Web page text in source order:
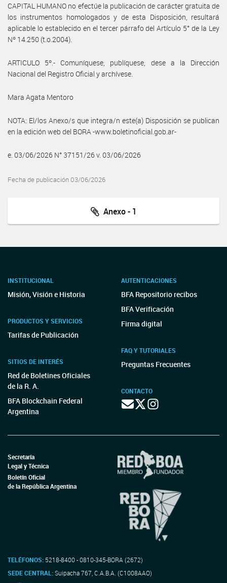
CAPITAL HUMANO no efectúe la publicación de carácter gratuita de
los instrumentos homologados y de esta Disposición, resultará
aplicable lo establecido en el tercer párrafo del Artículo 5° de la Ley
Nº 14.250 (t.o.2004).
ARTICULO 5º.- Comuníquese, publíquese, dese a la Dirección
Nacional del Registro Oficial y archívese.
Mara Agata Mentoro
NOTA: El/los Anexo/s que integra/n este(a) Disposición se publican
en la edición web del BORA -www.boletinoficial.gob.ar-
e. 03/06/2026 N° 37151/26 v. 03/06/2026
Fecha de publicación 03/06/2026
Anexo - 1
INSTITUCIONAL
Misión, Visión e Historia
PRODUCTOS Y SERVICIOS
Tarifas de Publicación
SITIOS DE INTERÉS
Red de Boletines Oficiales
de la R. A.
BFA Blockchain Federal
Argentina
AUTENTICACIONES
BFA Repositorio recibos
BFA Verificación
Firma digital
FAQ Y TUTORIALES
Preguntas Frecuentes
CONTACTO
Secretaría
Legal y Técnica
Boletín Oficial
de la República Argentina
TELÉFONOS: 5218-8400 - 0810-345-BORA (2672)
SEDE CENTRAL:Suipacha 767, C.A.B.A. (C1008AAO)